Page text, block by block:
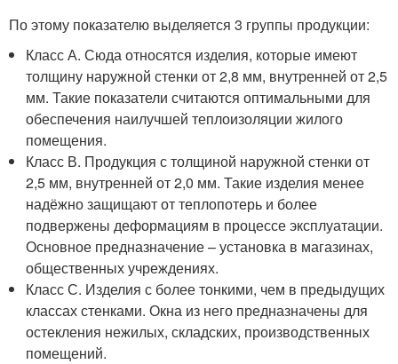
По этому показателю выделяется 3 группы продукции:
Класс А. Сюда относятся изделия, которые имеют
толщину наружной стенки от 2,8 мм, внутренней от 2,5
мм. Такие показатели считаются оптимальными для
обеспечения наилучшей теплоизоляции жилого
помещения.
Класс В. Продукция с толщиной наружной стенки от
2,5 мм, внутренней от 2,0 мм. Такие изделия менее
надёжно защищают от теплопотерь и более
подвержены деформациям в процессе эксплуатации.
Основное предназначение – установка в магазинах,
общественных учреждениях.
Класс С. Изделия с более тонкими, чем в предыдущих
классах стенками. Окна из него предназначены для
остекления нежилых, складских, производственных
помещений.